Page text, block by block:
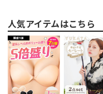
人気アイテムはこちら